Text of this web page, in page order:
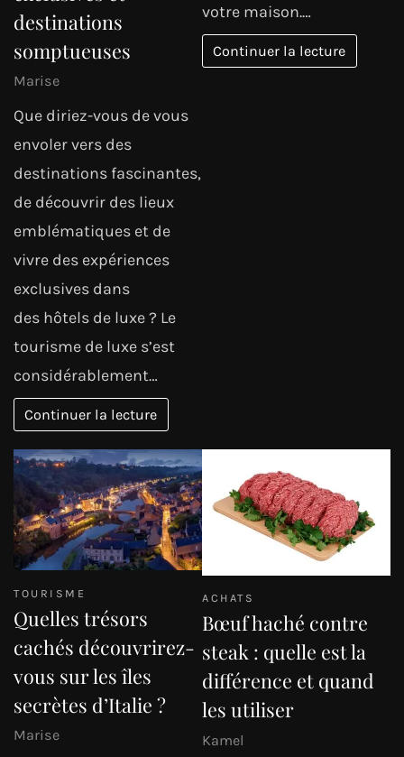
destinations
somptueuses
Marise
Que diriez-vous de vous
envoler vers des
destinations fascinantes,
de découvrir des lieux
emblématiques et de
vivre des expériences
exclusives dans
des hôtels de luxe ? Le
tourisme de luxe s’est
considérablement…
Continuer la lecture
votre maison.…
Continuer la lecture
TOURISME
Quelles trésors
cachés découvrirez-
vous sur les îles
secrètes d’Italie ?
Marise
ACHATS
Bœuf haché contre
steak : quelle est la
différence et quand
les utiliser
Kamel